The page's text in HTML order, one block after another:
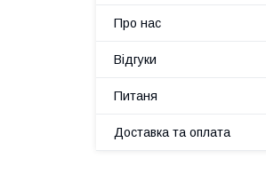
Про нас
Відгуки
Питаня
Доставка та оплата